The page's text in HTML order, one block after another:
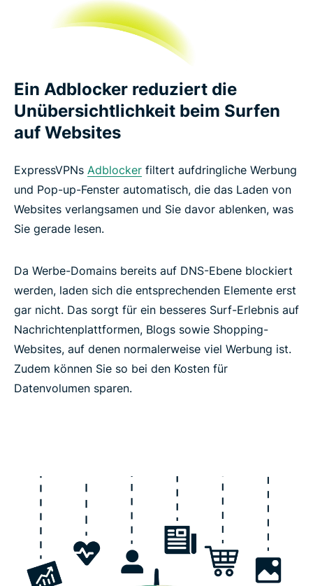
Ein Adblocker reduziert die
Unübersichtlichkeit beim Surfen
auf Websites
ExpressVPNs Adblocker filtert aufdringliche Werbung
und Pop-up-Fenster automatisch, die das Laden von
Websites verlangsamen und Sie davor ablenken, was
Sie gerade lesen.
Da Werbe-Domains bereits auf DNS-Ebene blockiert
werden, laden sich die entsprechenden Elemente erst
gar nicht. Das sorgt für ein besseres Surf-Erlebnis auf
Nachrichtenplattformen, Blogs sowie Shopping-
Websites, auf denen normalerweise viel Werbung ist.
Zudem können Sie so bei den Kosten für
Datenvolumen sparen.